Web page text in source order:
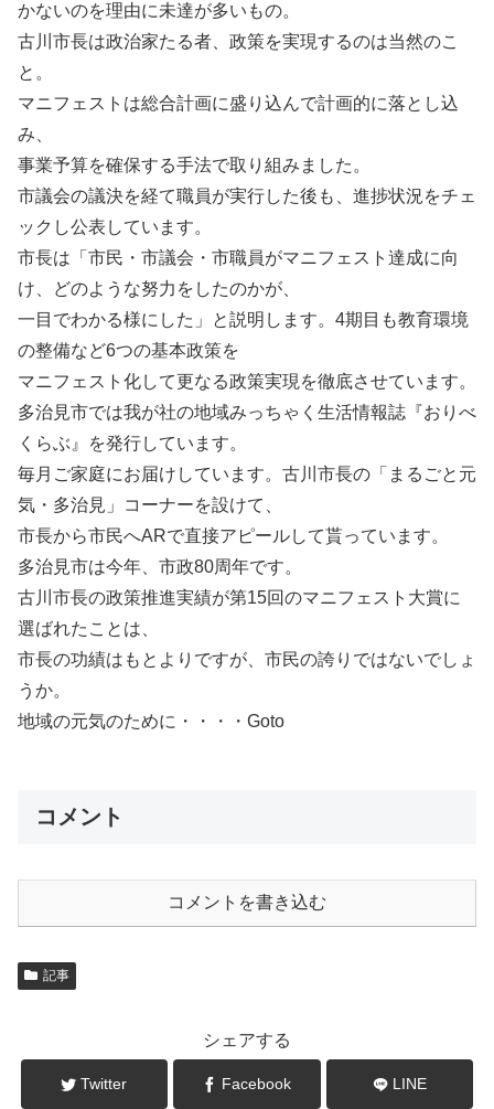
かないのを理由に未達が多いもの。
古川市長は政治家たる者、政策を実現するのは当然のこ
と。
マニフェストは総合計画に盛り込んで計画的に落とし込
み、
事業予算を確保する手法で取り組みました。
市議会の議決を経て職員が実行した後も、進捗状況をチェ
ックし公表しています。
市長は「市民・市議会・市職員がマニフェスト達成に向
け、どのような努力をしたのかが、
一目でわかる様にした」と説明します。4期目も教育環境
の整備など6つの基本政策を
マニフェスト化して更なる政策実現を徹底させています。
多治見市では我が社の地域みっちゃく生活情報誌『おりべ
くらぶ』を発行しています。
毎月ご家庭にお届けしています。古川市長の「まるごと元
気・多治見」コーナーを設けて、
市長から市民へARで直接アピールして貰っています。
多治見市は今年、市政80周年です。
古川市長の政策推進実績が第15回のマニフェスト大賞に
選ばれたことは、
市長の功績はもとよりですが、市民の誇りではないでしょ
うか。
地域の元気のために・・・・Goto
コメント
コメントを書き込む
記事
シェアする
Twitter Facebook LINE